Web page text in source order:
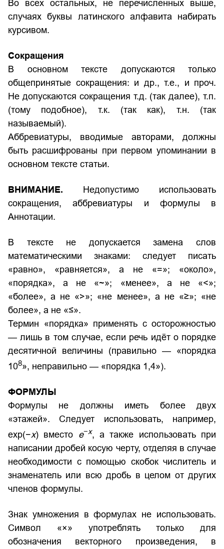
Во всех остальных, не перечисленных выше,
случаях буквы латинского алфавита набирать
курсивом.
Сокращения
В основном тексте допускаются только
общепринятые сокращения: и др., т.е., и проч.
Не допускаются сокращения т.д. (так далее), т.п.
(тому подобное), т.к. (так как), т.н. (так
называемый).
Аббревиатуры, вводимые авторами, должны
быть расшифрованы при первом упоминании в
основном тексте статьи.
ВНИМАНИЕ. Недопустимо использовать
сокращения, аббревиатуры и формулы в
Аннотации.
В тексте не допускается замена слов
математическими знаками: следует писать
«равно», «равняется», а не «=»; «около»,
«порядка», а не «~»; «менее», а не «<»;
«более», а не «>»; «не менее», а не «≥»; «не
более», а не «≤».
Термин «порядка» применять с осторожностью
— лишь в том случае, если речь идёт о порядке
десятичной величины (правильно — «порядка
108», неправильно — «порядка 1,4»).
ФОРМУЛЫ
Формулы не должны иметь более двух
«этажей». Следует использовать, например,
exp(−х) вместо e−х, а также использовать при
написании дробей косую черту, отделяя в случае
необходимости с помощью скобок числитель и
знаменатель или всю дробь в целом от других
членов формулы.
Знак умножения в формулах не использовать.
Символ «×» употреблять только для
обозначения векторного произведения, в